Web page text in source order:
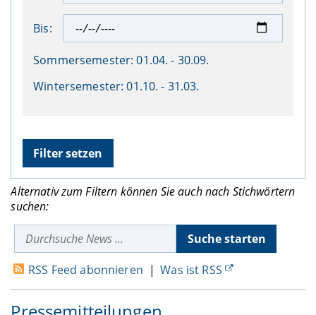
Bis:
Sommersemester: 01.04. - 30.09.
Wintersemester: 01.10. - 31.03.
Alternativ zum Filtern können Sie auch nach Stichwörtern
suchen:
RSS Feed abonnieren | Was ist RSS